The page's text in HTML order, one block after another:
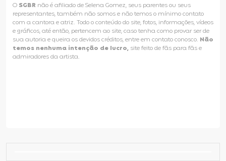
O SGBR não é afiliado de Selena Gomez, seus parentes ou seus
representantes, também não somos e não temos o mínimo contato
com a cantora e atriz. Todo o conteúdo do site, fotos, informações, vídeos
e gráficos, até então, pertencem ao site, caso tenha como provar ser de
sua autoria e queira os devidos créditos, entre em contato conosco. Não
temos nenhuma intenção de lucro, site feito de fãs para fãs e
admiradores da artista.